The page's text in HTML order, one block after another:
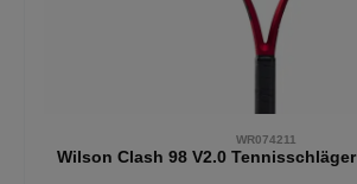
WR074211
Wilson Clash 98 V2.0